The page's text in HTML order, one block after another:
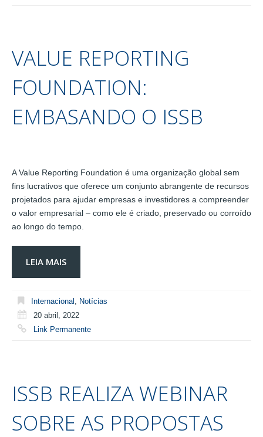
VALUE REPORTING
FOUNDATION:
EMBASANDO O ISSB
A Value Reporting Foundation é uma organização global sem
fins lucrativos que oferece um conjunto abrangente de recursos
projetados para ajudar empresas e investidores a compreender
o valor empresarial – como ele é criado, preservado ou corroído
ao longo do tempo.
LEIA MAIS
Internacional , Notícias
20 abril, 2022
Link Permanente
ISSB REALIZA WEBINAR
SOBRE AS PROPOSTAS